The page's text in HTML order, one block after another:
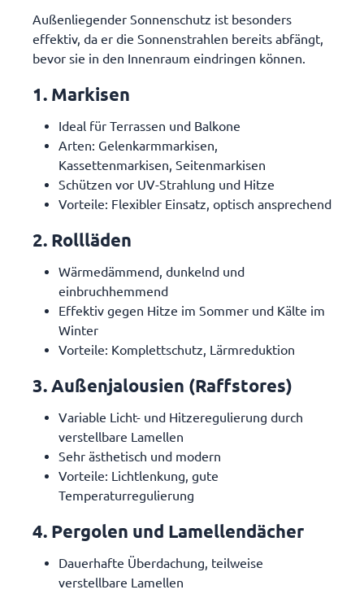
Außenliegender Sonnenschutz ist besonders
effektiv, da er die Sonnenstrahlen bereits abfängt,
bevor sie in den Innenraum eindringen können.
1. Markisen
Ideal für Terrassen und Balkone
Arten: Gelenkarmmarkisen,
Kassettenmarkisen, Seitenmarkisen
Schützen vor UV-Strahlung und Hitze
Vorteile: Flexibler Einsatz, optisch ansprechend
2. Rollläden
Wärmedämmend, dunkelnd und
einbruchhemmend
Effektiv gegen Hitze im Sommer und Kälte im
Winter
Vorteile: Komplettschutz, Lärmreduktion
3. Außenjalousien (Raffstores)
Variable Licht- und Hitzeregulierung durch
verstellbare Lamellen
Sehr ästhetisch und modern
Vorteile: Lichtlenkung, gute
Temperaturregulierung
4. Pergolen und Lamellendächer
Dauerhafte Überdachung, teilweise
verstellbare Lamellen